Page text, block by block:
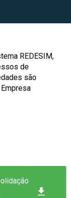
REDESIM,
de
são
get_app